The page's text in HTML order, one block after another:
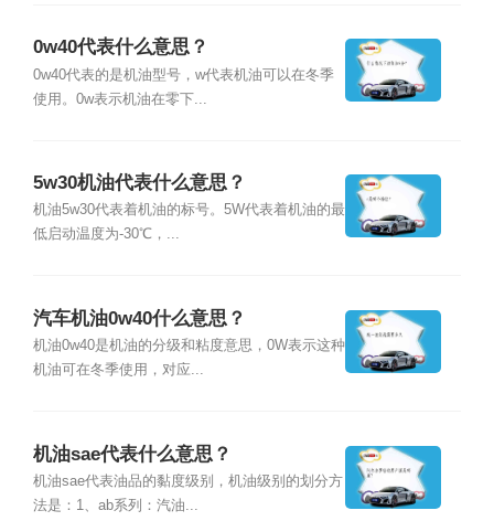
0w40代表什么意思？
0w40代表的是机油型号，w代表机油可以在冬季
使用。0w表示机油在零下...
5w30机油代表什么意思？
机油5w30代表着机油的标号。5W代表着机油的最
低启动温度为-30℃，...
汽车机油0w40什么意思？
机油0w40是机油的分级和粘度意思，0W表示这种
机油可在冬季使用，对应...
机油sae代表什么意思？
机油sae代表油品的黏度级别，机油级别的划分方
法是：1、ab系列：汽油...